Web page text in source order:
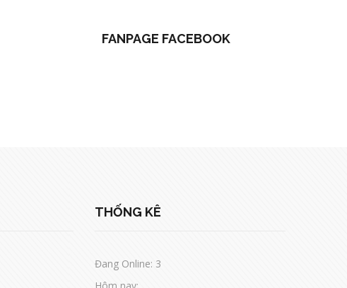
FANPAGE FACEBOOK
THỐNG KÊ
Đang Online: 3